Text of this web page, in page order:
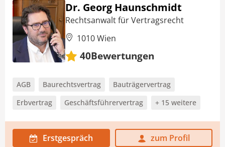
Dr. Georg Haunschmidt
Rechtsanwalt für Vertragsrecht
1010 Wien
40Bewertungen
AGB Baurechtsvertrag
Bauträgervertrag
Erbvertrag
Geschäftsführervertrag + 15 weitere
Erstgespräch zum Profil